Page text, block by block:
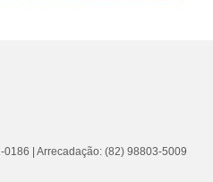
| Arrecadação: (82) 98803-5009